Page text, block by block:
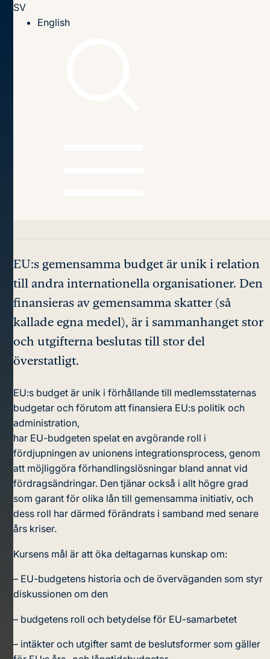
SV
English
EU:s gemensamma budget är unik i relation
till andra internationella organisationer. Den
finansieras av gemensamma skatter (så
kallade egna medel), är i sammanhanget stor
och utgifterna beslutas till stor del
överstatligt.
EU:s budget är unik i förhållande till medlemsstaternas
budgetar och förutom att finansiera EU:s politik och
administration,
har EU-budgeten spelat en avgörande roll i
fördjupningen av unionens integrationsprocess, genom
att möjliggöra förhandlingslösningar bland annat vid
fördragsändringar. Den tjänar också i allt högre grad
som garant för olika lån till gemensamma initiativ, och
dess roll har därmed förändrats i samband med senare
års kriser.
Kursens mål är att öka deltagarnas kunskap om:
– EU-budgetens historia och de överväganden som styr
diskussionen om den
– budgetens roll och betydelse för EU-samarbetet
– intäkter och utgifter samt de beslutsformer som gäller